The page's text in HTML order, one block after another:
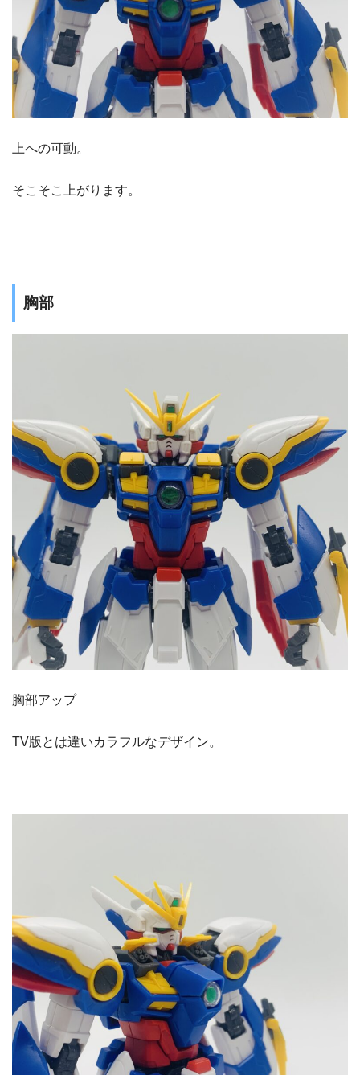
上への可動。
そこそこ上がります。
胸部
胸部アップ
TV版とは違いカラフルなデザイン。